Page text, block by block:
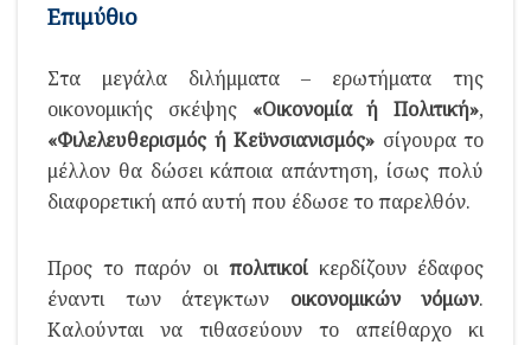
Επιμύθιο
Στα μεγάλα διλήμματα – ερωτήματα της
οικονομικής σκέψης «Οικονομία ή Πολιτική»,
«Φιλελευθερισμός ή Κεϋνσιανισμός» σίγουρα το
μέλλον θα δώσει κάποια απάντηση, ίσως πολύ
διαφορετική από αυτή που έδωσε το παρελθόν.
Προς το παρόν οι πολιτικοίκερδίζουν έδαφος
έναντι των άτεγκτων οικονομικών νόμων.
Καλούνται να τιθασεύουν το απείθαρχο κι